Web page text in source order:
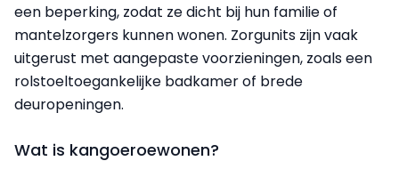
een beperking, zodat ze dicht bij hun familie of
mantelzorgers kunnen wonen. Zorgunits zijn vaak
uitgerust met aangepaste voorzieningen, zoals een
rolstoeltoegankelijke badkamer of brede
deuropeningen.
Wat is kangoeroewonen?